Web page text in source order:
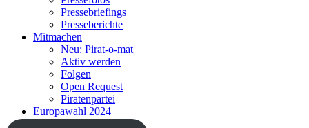
Pressebriefings
Presseberichte
Mitmachen
Neu: Pirat-o-mat
Aktiv werden
Folgen
Open Request
Piratenpartei
Europawahl 2024